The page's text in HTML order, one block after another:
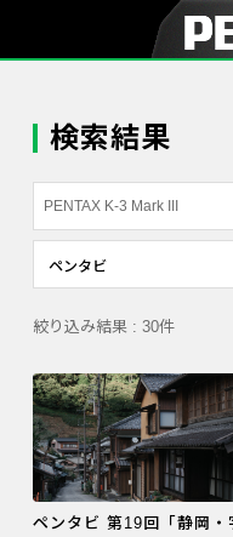
検索結果
PENTAX K-3 Mark III
すべて
PENTAX K-70
PENTAX KF
PENTAX K-1
PENTAX K-3 Mark III
PENTAX 17
PENTAX Qシリーズ
絞り込み結果 : 30件
ペンタビ 第19回「静岡・